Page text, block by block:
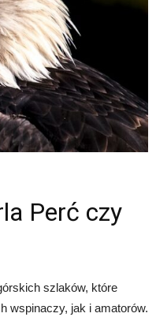
Perć czy
szlaków, które
wspinaczy, jak i amatorów.